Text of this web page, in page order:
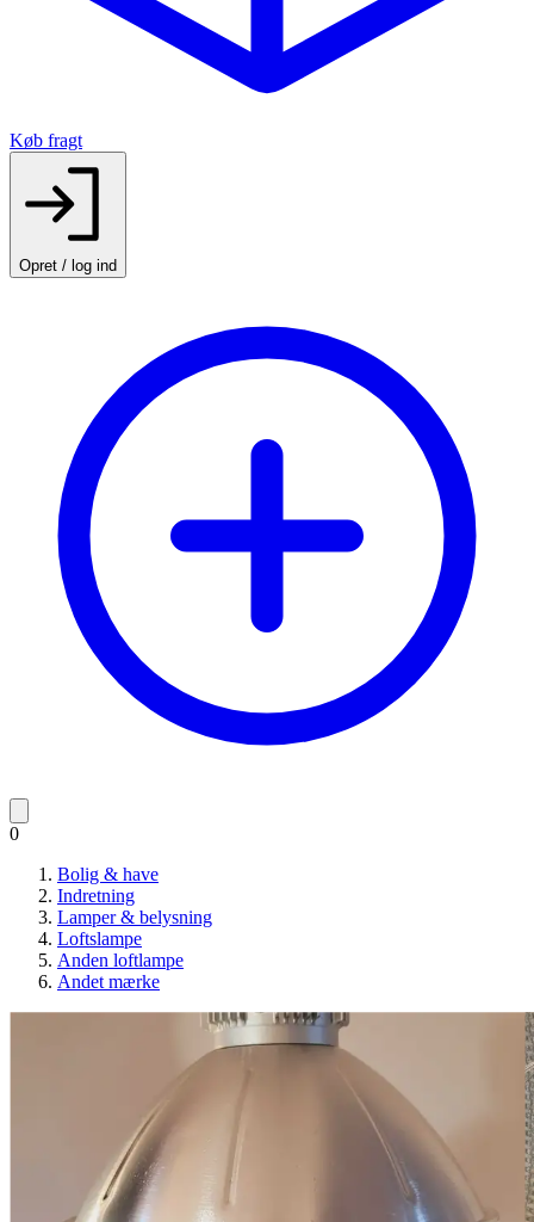
Køb fragt
Opret / log ind
0
Bolig & have
Indretning
Lamper & belysning
Loftslampe
Anden loftlampe
Andet mærke